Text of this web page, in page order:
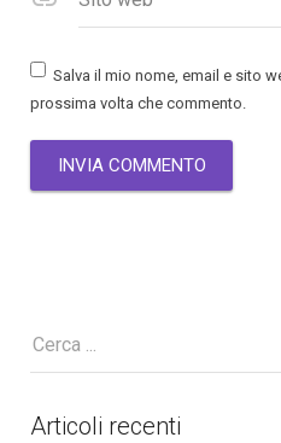
Salva il mio nome, email e sito
prossima volta che commento.
Articoli recenti